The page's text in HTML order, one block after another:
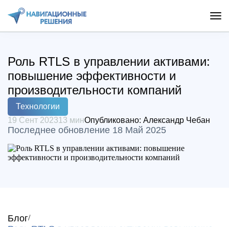
Технологии
19 Сент 202313 минОпубликовано: Александр Чебан
Последнее обновление 18 Май 2025
Роль RTLS в управлении активами:
повышение эффективности и
производительности компаний
Блог